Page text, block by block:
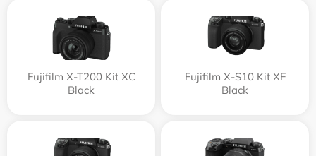
Fujifilm X-T200 Kit XC
Black
Fujifilm X-S10 Kit XF
Black